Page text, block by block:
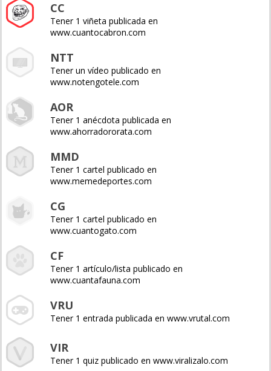
CC
Tener 1 viñeta publicada en
www.cuantocabron.com
NTT
Tener un vídeo publicado en
www.notengotele.com
AOR
Tener 1 anécdota publicada en
www.ahorradororata.com
MMD
Tener 1 cartel publicado en
www.memedeportes.com
CG
Tener 1 cartel publicado en
www.cuantogato.com
CF
Tener 1 artículo/lista publicado en
www.cuantafauna.com
VRU
Tener 1 entrada publicada en www.vrutal.com
VIR
Tener 1 quiz publicado en www.viralizalo.com